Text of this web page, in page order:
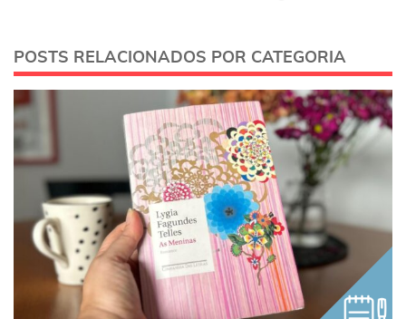
POSTS RELACIONADOS POR CATEGORIA